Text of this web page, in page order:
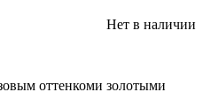
Нет в наличии
оттенкоми золотыми